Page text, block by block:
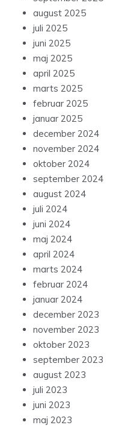
august 2025
juli 2025
juni 2025
maj 2025
april 2025
marts 2025
februar 2025
januar 2025
december 2024
november 2024
oktober 2024
september 2024
august 2024
juli 2024
juni 2024
maj 2024
april 2024
marts 2024
februar 2024
januar 2024
december 2023
november 2023
oktober 2023
september 2023
august 2023
juli 2023
juni 2023
maj 2023